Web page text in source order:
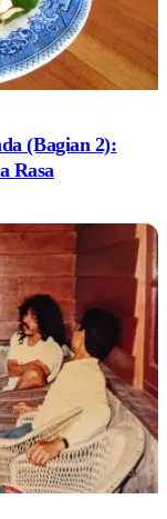
(Bagian 2):
Rasa